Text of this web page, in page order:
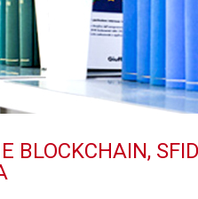
BLOCKCHAIN,